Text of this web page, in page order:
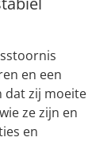
en een
dat zij moeite
ze zijn en
en